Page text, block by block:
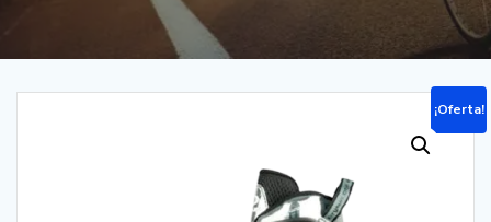
¡Oferta!